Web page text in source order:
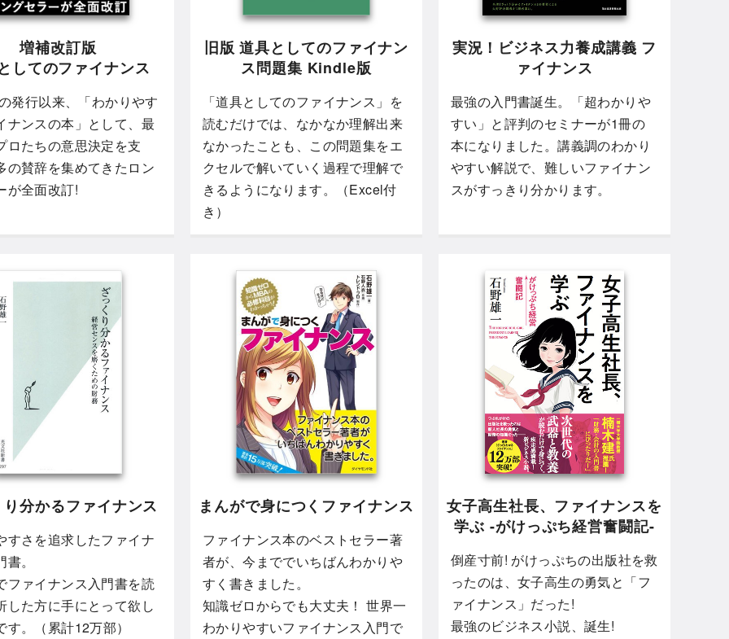
増補改訂版
してのファイナンス
発行以来、「わかりやす
ナンスの本」として、最
ロたちの意思決定を支
の賛辞を集めてきたロン
が全面改訂!
旧版 道具としてのファイナン
ス問題集 Kindle版
「道具としてのファイナンス」を
読むだけでは、なかなか理解出来
なかったことも、この問題集をエ
クセルで解いていく過程で理解で
きるようになります。（Excel付
き）
実況！ビジネス力養成講義 フ
ァイナンス
最強の入門書誕生。「超わかりや
すい」と評判のセミナーが1冊の
本になりました。講義調のわかり
やすい解説で、難しいファイナン
スがすっきり分かります。
分かるファイナンス
すさを追求したファイナ
。
ファイナンス入門書を読
した方に手にとって欲し
す。（累計12万部）
まんがで身につくファイナンス
ファイナンス本のベストセラー著
者が、今まででいちばんわかりや
すく書きました。
知識ゼロからでも大丈夫！ 世界一
わかりやすいファイナンス入門で
女子高生社長、ファイナンスを
学ぶ -がけっぷち経営奮闘記-
倒産寸前! がけっぷちの出版社を救
ったのは、女子高生の勇気と「フ
ァイナンス」だった!
最強のビジネス小説、誕生!